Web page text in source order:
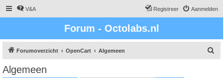
V&A Aanmelden
Registreer
Forum - Octolabs.nl
Forumoverzicht OpenCart Algemeen
Algemeen